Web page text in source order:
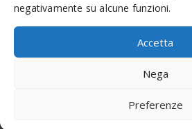
negativamente su alcune funzioni.
Accetta
Nega
Preferenze
MADE WEB